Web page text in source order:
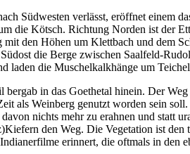
Südwesten verlässt, eröffnet einem
die Kötsch. Richtung Norden ist der
den Höhen um Klettbach und dem
die Berge zwischen Saalfeld-
laden die Muschelkalkhänge um
bergab in das Goethetal hinein. Der
als Weinberg genutzt worden sein
nichts mehr zu erahnen und statt
den Weg. Die Vegetation ist
erinnert, die oftmals in den